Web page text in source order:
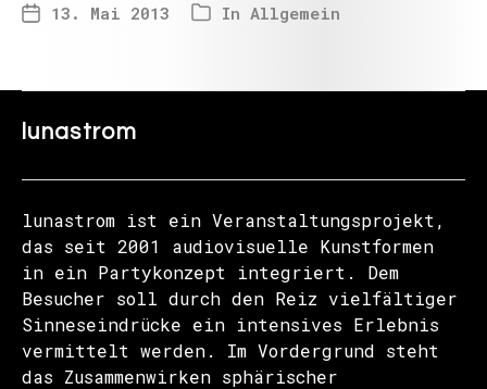
13. Mai 2013 In Allgemein
lunastrom
lunastrom ist ein Veranstaltungsprojekt,
das seit 2001 audiovisuelle Kunstformen
in ein Partykonzept integriert. Dem
Besucher soll durch den Reiz vielfältiger
Sinneseindrücke ein intensives Erlebnis
vermittelt werden. Im Vordergrund steht
das Zusammenwirken sphärischer